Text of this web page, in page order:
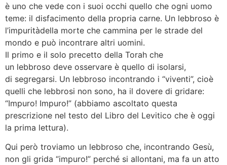
è uno che vede con i suoi occhi quello che ogni uomo
teme: il disfacimento della propria carne. Un lebbroso è
l’impuritàdella morte che cammina per le strade del
mondo e può incontrare altri uomini.
Il primo e il solo precetto della Torah che
un lebbroso deve osservare è quello di isolarsi,
di segregarsi. Un lebbroso incontrando i “viventi”, cioè
quelli che lebbrosi non sono, ha il dovere di gridare:
“Impuro! Impuro!” (abbiamo ascoltato questa
prescrizione nel testo del Libro del Levitico che è oggi
la prima lettura).
Qui però troviamo un lebbroso che, incontrando Gesù,
non gli grida “impuro!” perché si allontani, ma fa un atto